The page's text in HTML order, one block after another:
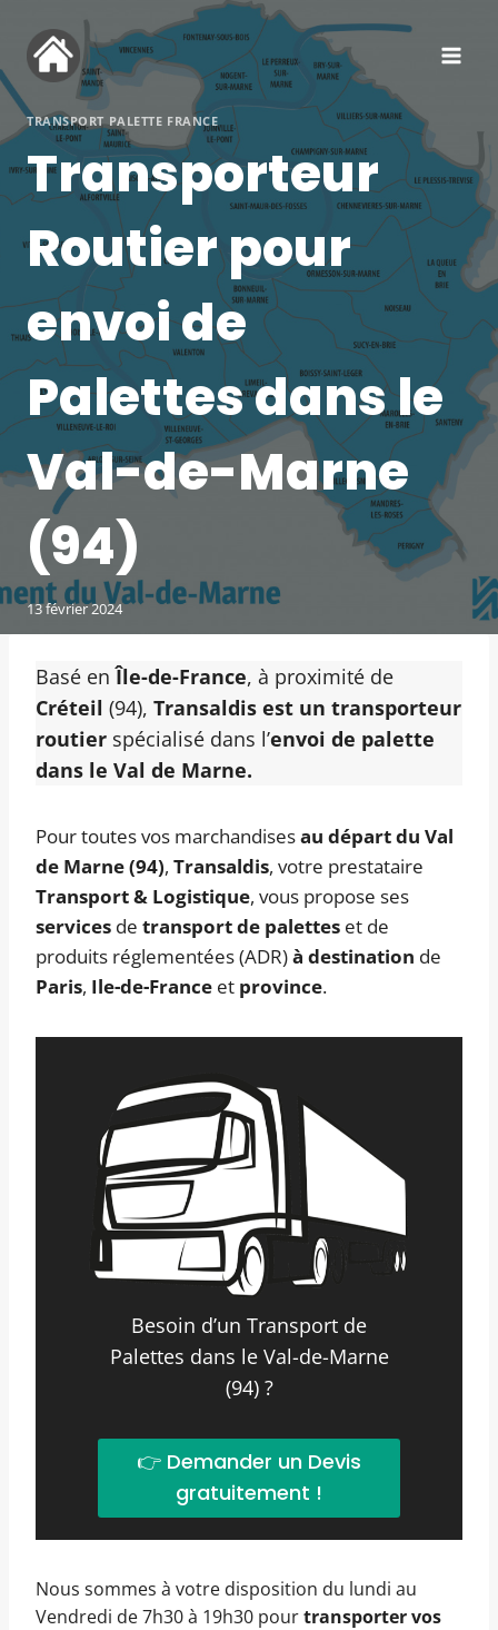
contenu
TRANSPORT PALETTE FRANCE
Transporteur
Routier pour
envoi de
Palettes dans le
Val-de-Marne
(94)
13 février 2024
Basé enÎle-de-France, à proximité de
Créteil (94), Transaldis est un transporteur
routier spécialisé dans l’envoi de palette
dans le Val de Marne.
Pour toutes vos marchandisesau départ du Val
de Marne (94), Transaldis, votre prestataire
Transport & Logistique, vous propose ses
services de transport de palettes et de
produits réglementées (ADR)à destination de
Paris, Ile-de-France et province.
Besoin d’un Transport de
Palettes dans le Val-de-Marne
(94) ?
👉 Demander un Devis
gratuitement !
Nous sommes à votre disposition du lundi au
Vendredi de 7h30 à 19h30 pourtransporter vos